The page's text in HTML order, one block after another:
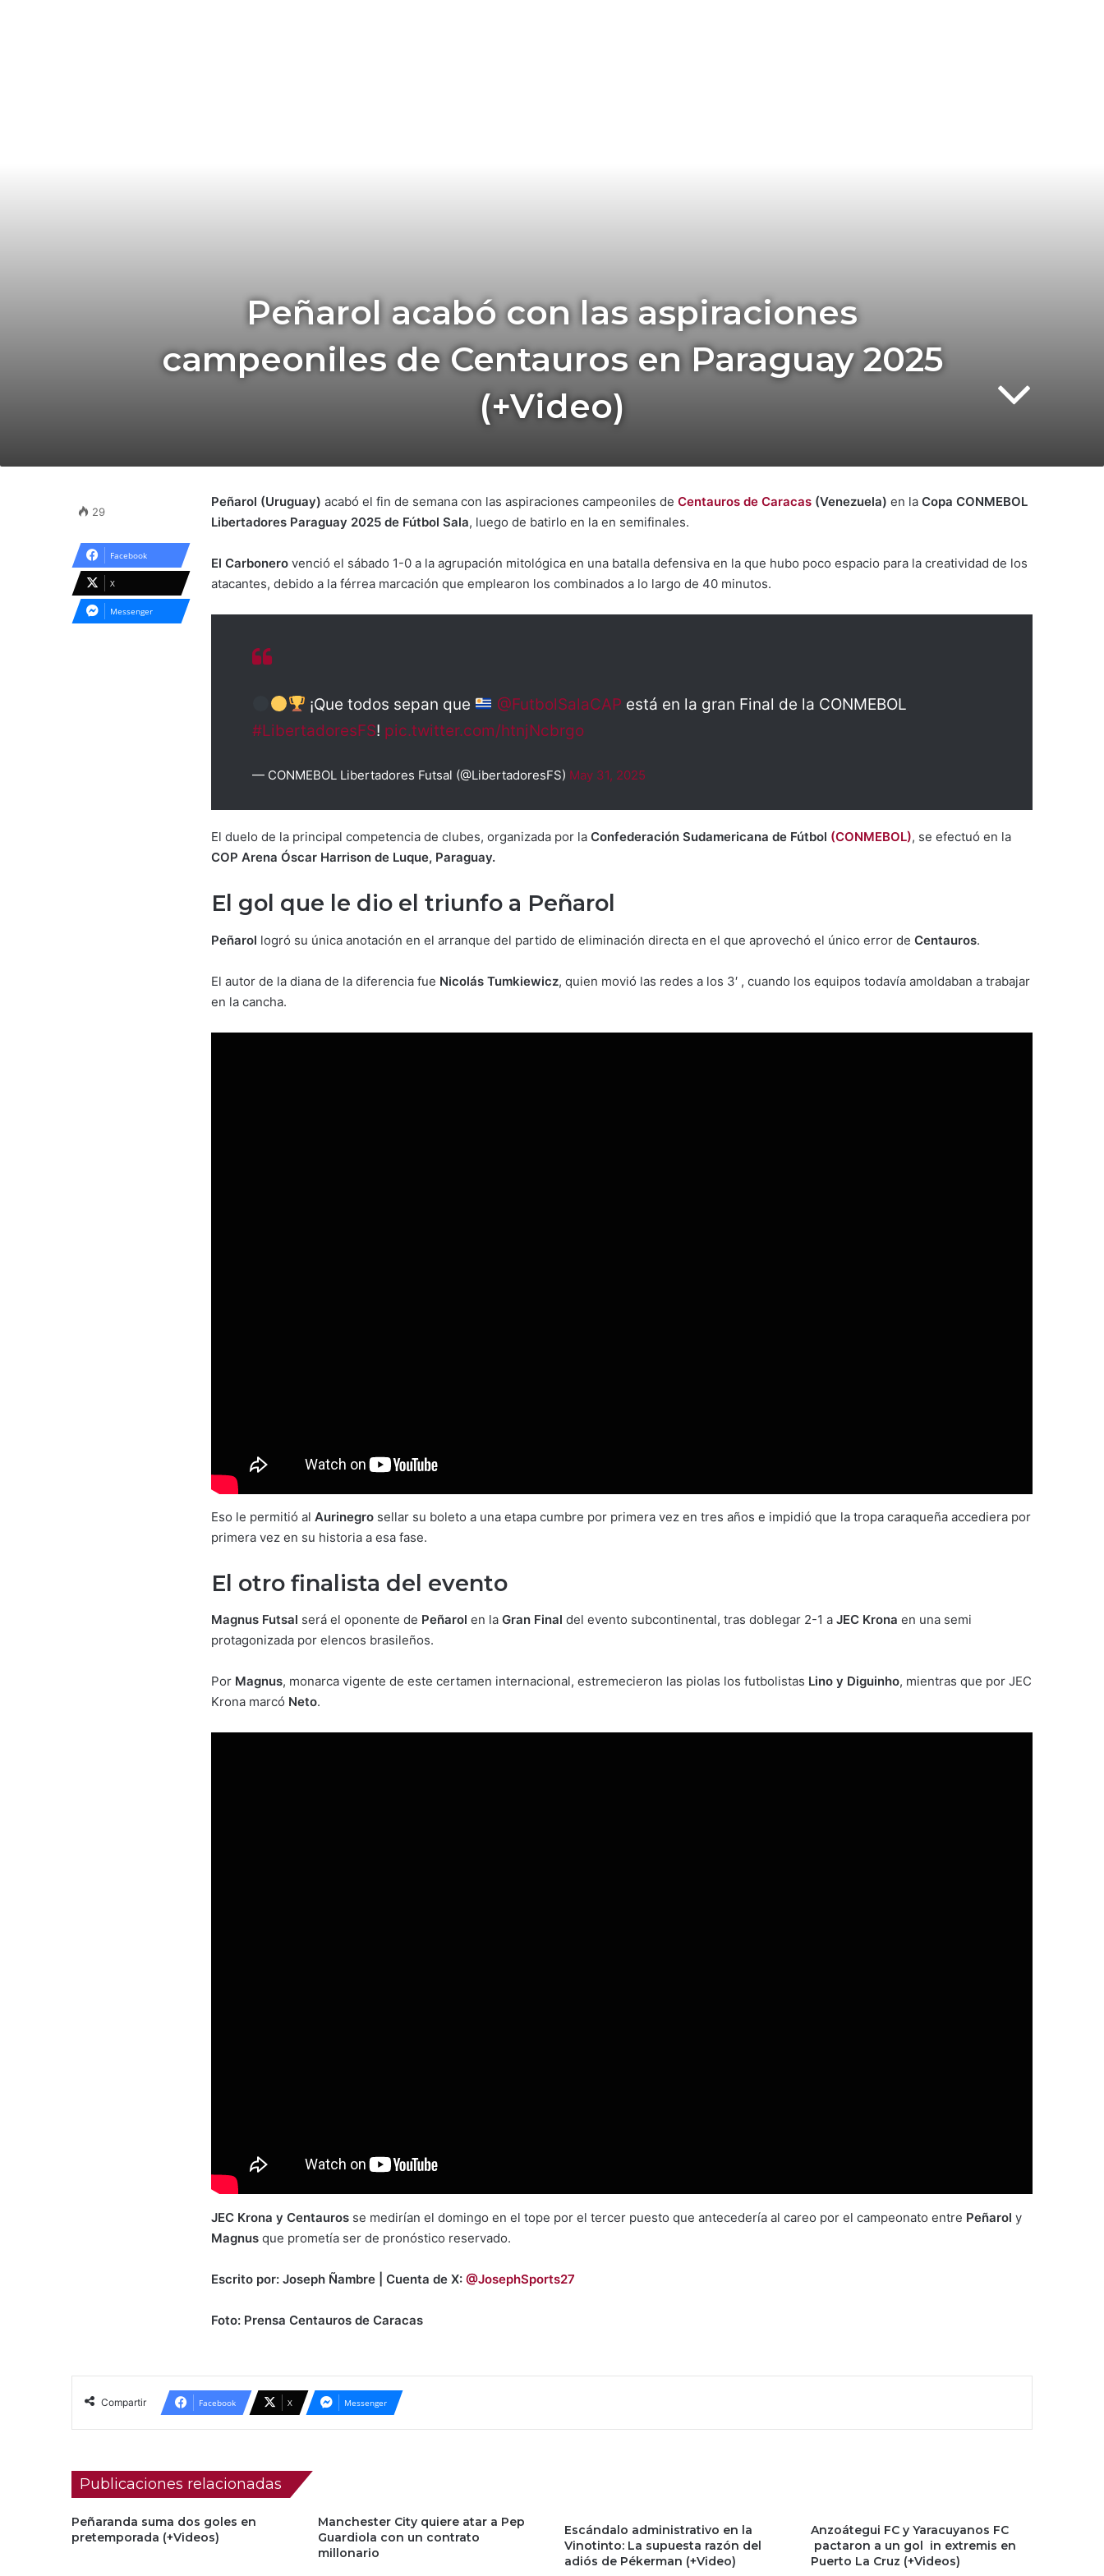
Peñarol acabó con las aspiraciones
campeoniles de Centauros en Paraguay 2025
(+Video)
Peñarol (Uruguay) acabó el fin de semana con las aspiraciones campeoniles de Centauros de Caracas (Venezuela) en la Copa CONMEBOL
Libertadores Paraguay 2025 de Fútbol Sala, luego de batirlo en la en semifinales.
El Carbonero venció el sábado 1-0 a la agrupación mitológica en una batalla defensiva en la que hubo poco espacio para la creatividad de los
atacantes, debido a la férrea marcación que emplearon los combinados a lo largo de 40 minutos.
¡Que todos sepan que @FutbolSalaCAP está en la gran Final de la CONMEBOL
#LibertadoresFS! pic.twitter.com/htnjNcbrgo
— CONMEBOL Libertadores Futsal (@LibertadoresFS) May 31, 2025
El duelo de la principal competencia de clubes, organizada por la Confederación Sudamericana de Fútbol (CONMEBOL), se efectuó en la
COP Arena Óscar Harrison de Luque, Paraguay.
El gol que le dio el triunfo a Peñarol
Peñarol logró su única anotación en el arranque del partido de eliminación directa en el que aprovechó el único error de Centauros.
El autor de la diana de la diferencia fue Nicolás Tumkiewicz, quien movió las redes a los 3′ , cuando los equipos todavía amoldaban a trabajar
en la cancha.
Eso le permitió al Aurinegro sellar su boleto a una etapa cumbre por primera vez en tres años e impidió que la tropa caraqueña accediera por
primera vez en su historia a esa fase.
El otro finalista del evento
Magnus Futsal será el oponente de Peñarol en la Gran Final del evento subcontinental, tras doblegar 2-1 a JEC Krona en una semi
protagonizada por elencos brasileños.
Por Magnus, monarca vigente de este certamen internacional, estremecieron las piolas los futbolistas Lino y Diguinho, mientras que por JEC
Krona marcó Neto.
JEC Krona y Centauros se medirían el domingo en el tope por el tercer puesto que antecedería al careo por el campeonato entre Peñarol y
Magnus que prometía ser de pronóstico reservado.
Escrito por: Joseph Ñambre | Cuenta de X: @JosephSports27
Foto: Prensa Centauros de Caracas
29
Facebook
X
Messenger
Compartir Facebook X Messenger
Publicaciones relacionadas
Peñaranda suma dos goles en
pretemporada (+Videos)
Manchester City quiere atar a Pep
Guardiola con un contrato
millonario
Escándalo administrativo en la
Vinotinto: La supuesta razón del
adiós de Pékerman (+Video)
Anzoátegui FC y Yaracuyanos FC
pactaron a un gol in extremis en
Puerto La Cruz (+Videos)